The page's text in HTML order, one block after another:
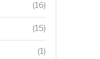
(16)
(15)
(1)